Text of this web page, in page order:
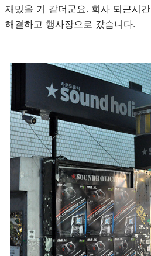
재밌을 거 같더군요. 회사 퇴근시
해결하고 행사장으로 갔습니다.